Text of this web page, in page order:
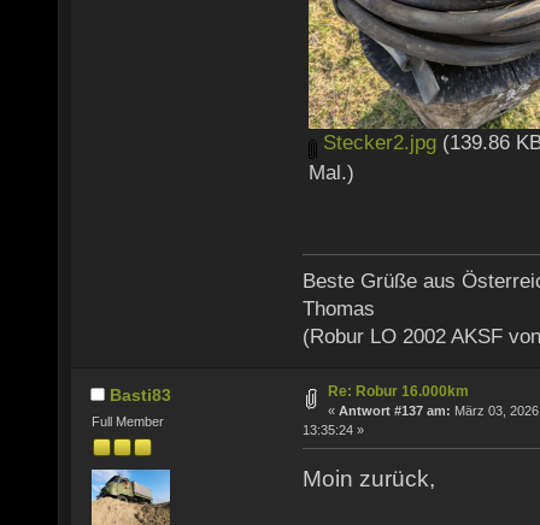
Stecker2.jpg (139.86
Mal.)
Beste Grüße aus
Thomas
(Robur LO 2002 AKSF
Basti83
Full Member
Re: Robur 16.000km
« Antwort #137 am: März 03,
13:35:24 »
Moin zurück,